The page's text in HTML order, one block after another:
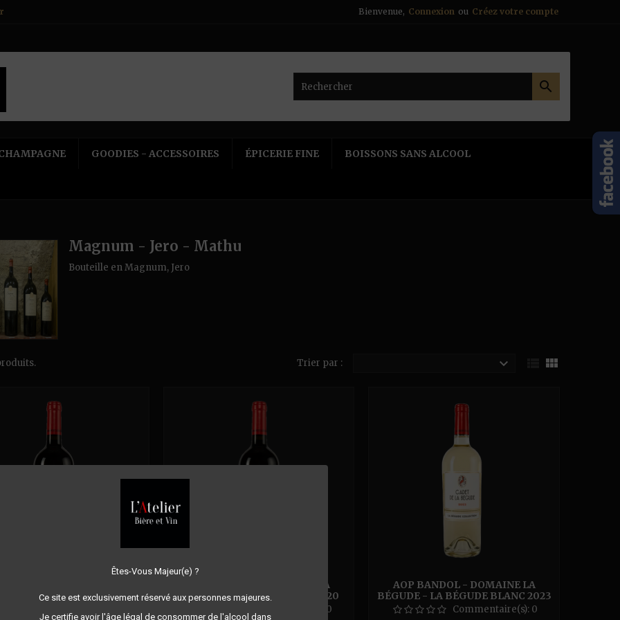
Bienvenue, Connexion ou Créez votre compte

Êtes-Vous Majeur(e) ?
Ce site est exclusivement réservé aux personnes majeures.
Je certifie avoir l'âge légal de consommer de l'alcool dans
GOODIES - ACCESSOIRES ÉPICERIE FINE BOISSONS SANS ALCOOL
Magnum - Jero - Mathu
Bouteille en Magnum, Jero
Trier par :  
- BÉGUDE ROUGE 2010
AOP BANDOL - DOMAINE LA
BÉGUDE - BÉGUDE ROUGE 2020
13.5° 150CL
0
AOP BANDOL - DOMAINE LA
BÉGUDE - LA BÉGUDE BLANC 2023
13° 150CL
Commentaire(s): 0